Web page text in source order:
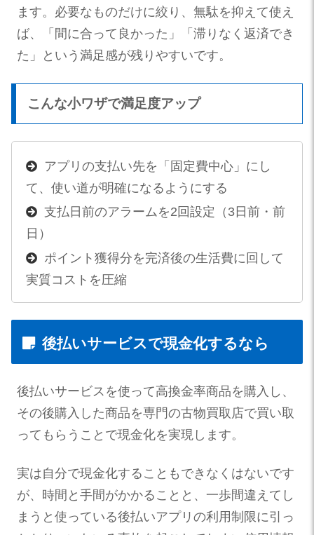
ます。必要なものだけに絞り、無駄を抑えて使え
ば、「間に合って良かった」「滞りなく返済でき
た」という満足感が残りやすいです。
こんな小ワザで満足度アップ
アプリの支払い先を「固定費中心」にし
て、使い道が明確になるようにする
支払日前のアラームを2回設定（3日前・前
日）
ポイント獲得分を完済後の生活費に回して
実質コストを圧縮
後払いサービスで現金化するなら
後払いサービスを使って高換金率商品を購入し、
その後購入した商品を専門の古物買取店で買い取
ってもらうことで現金化を実現します。
実は自分で現金化することもできなくはないです
が、時間と手間がかかることと、一歩間違えてし
まうと使っている後払いアプリの利用制限に引っ